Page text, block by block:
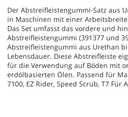
Der Abstreifleistengummi-Satz aus
in Maschinen mit einer
Das Set umfasst das vordere und
Abstreifleistengummi (391377 und
Abstreifleistengummi aus Urethan
Lebensdauer. Diese Abstreifleiste
für die Verwendung auf Böden mit
erdölbasierten Ölen. Passend für
7100, EZ Rider, Speed Scrub, T7 Für